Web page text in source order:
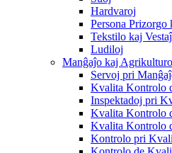
Hardvaroj
Persona
Tekstilo kaj
Ludiloj
Manĝaĵo kaj Agrikulturo
Servoj pri
Kvalita Kontrolo
Inspektadoj pri
Kvalita Kontrolo
Kvalita Kontrolo
Kontrolo pri